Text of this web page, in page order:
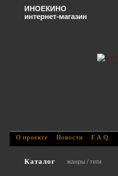
Каталог жанры / теги
О проекте Новости F.A.Q.
ИНОЕКИНО
интернет-магазин